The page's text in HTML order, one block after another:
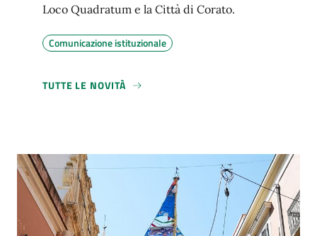
Loco Quadratum e la Città di Corato.
Comunicazione istituzionale
TUTTE LE NOVITÀ